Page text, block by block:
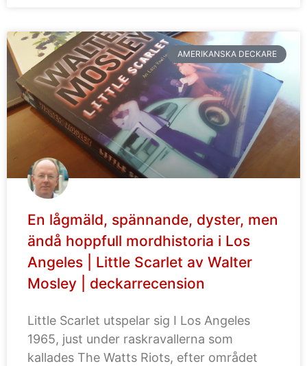
AMERIKANSKA DECKARE
En lågmäld, spännande, dyster, men
ändå hoppfull mordhistoria i Los
Angeles | Little Scarlet av Walter
Mosley | deckarrecension
Little Scarlet utspelar sig I Los Angeles
1965, just under raskravallerna som
kallades The Watts Riots, efter området